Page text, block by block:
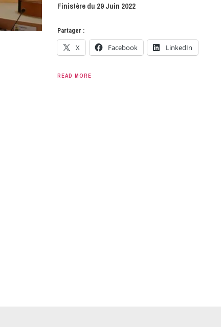
Finistère du 29 Juin 2022
Partager :
X Facebook LinkedIn
READ MORE